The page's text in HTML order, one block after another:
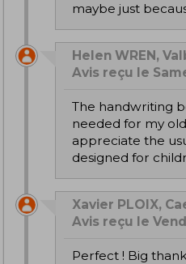
maybe just
Helen WREN,
Avis reçu le
The handwriting book was just what I
needed for my
appreciate the
designed for
Xavier PLOIX,
Avis reçu le
Perfect ! Big